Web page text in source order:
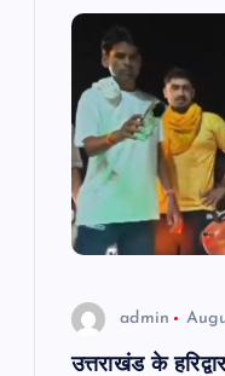
admin
उत्तराखंड के